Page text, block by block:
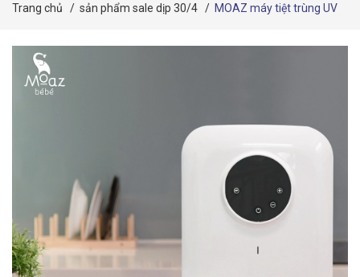
Trang chủ / sản phẩm sale dịp 30/4 / MOAZ máy tiệt trùng UV